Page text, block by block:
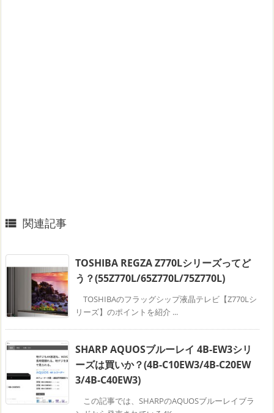
 関連記事
TOSHIBA REGZA Z770Lシリーズってど
う？(55Z770L/65Z770L/75Z770L)
TOSHIBAのフラッグシップ液晶テレビ【Z770Lシ
リーズ】のポイントを紹介 ...
SHARP AQUOSブルーレイ 4B-EW3シリ
ーズは買いか？(4B-C10EW3/4B-C20EW
3/4B-C40EW3)
この記事では、SHARPのAQUOSブルーレイブラ